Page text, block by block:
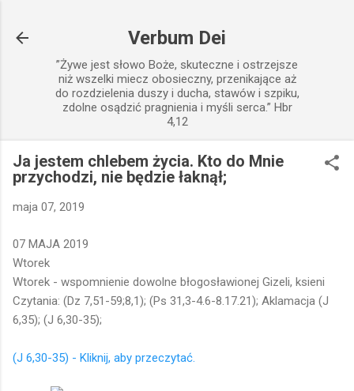
Verbum Dei
”Żywe jest słowo Boże, skuteczne i ostrzejsze
niż wszelki miecz obosieczny, przenikające aż
do rozdzielenia duszy i ducha, stawów i szpiku,
zdolne osądzić pragnienia i myśli serca.” Hbr
4,12
Ja jestem chlebem życia. Kto do Mnie
przychodzi, nie będzie łaknął;
maja 07, 2019
07 MAJA 2019
Wtorek
Wtorek - wspomnienie dowolne błogosławionej Gizeli, ksieni
Czytania: (Dz 7,51-59;8,1); (Ps 31,3-4.6-8.17.21); Aklamacja (J
6,35); (J 6,30-35);
(J 6,30-35) - Kliknij, aby przeczytać.